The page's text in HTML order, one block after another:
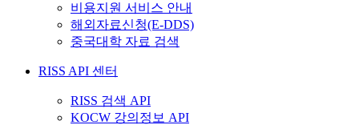
비용지원 서비스 안내
해외자료신청(E-DDS)
중국대학 자료 검색
RISS API 센터
RISS 검색 API
KOCW 강의정보 API